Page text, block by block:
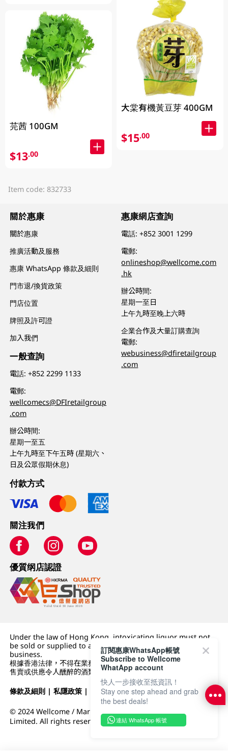
芫茜 100GM
$13.00
大棠有機黃豆芽 400GM
$15.00
Item code: 832733
關於惠康
關於惠康
推廣活動及服務
惠康 WhatsApp 條款及細則
門市退/換貨政策
門店位置
牌照及許可證
加入我們
一般查詢
電話:+852 2299 1133
電郵:
wellcomecs@DFIretailgroup
.com
辦公時間:
星期一至五
上午九時至下午五時 (星期六、
日及公眾假期休息)
惠康網店查詢
電話:+852 3001 1299
電郵:
onlineshop@wellcome.com
.hk
辦公時間:
星期一至日
上午九時至晚上六時
企業合作及大量訂購查詢
電郵:
webusiness@dfiretailgroup
.com
付款方式
關注我們
優質纲店認證
Under the law of Hong Kong, intoxicating liquor must not
be sold or supplied to a minor (under 18) in the course of
business.
根據香港法律，不得在業務過程中，向未成年人 (18 歲以下人士)
售賣或供應令人醺醉的酒類。
條款及細則 |私隱政策 | DFI零售集團
© 2024 Wellcome / Market Place. The Dairy Farm Company
Limited. All rights reserved.
訂閱惠康WhatsApp帳號
Subscribe to Wellcome
WhatApp account
快人一步接收至抵資訊！
Stay one step ahead and grab
the best deals!
連結 WhatsApp 帳號